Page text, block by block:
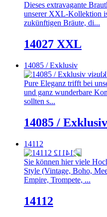
Dieses extravagante
unserer XXL-Kollektion
zukünftigen Bräute, di...
14027 XXL
14085 / Exklusiv
Pure Eleganz trifft bei
und ganz wunderbare
sollten s...
14085 / Exklusiv
14112
Sie können hier viele
Style (Vintage, Boho,
Empire, Trompete, ...
14112